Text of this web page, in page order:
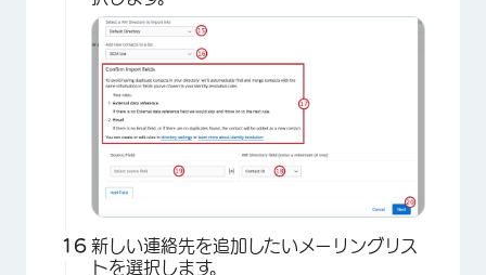
×
新しい連絡先を追加したいメーリングリス
トを選択します。